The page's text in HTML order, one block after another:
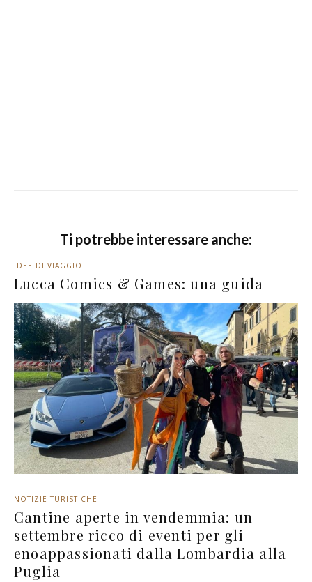
Ti potrebbe interessare anche:
IDEE DI VIAGGIO
Lucca Comics & Games: una guida
NOTIZIE TURISTICHE
Cantine aperte in vendemmia: un
settembre ricco di eventi per gli
enoappassionati dalla Lombardia alla
Puglia